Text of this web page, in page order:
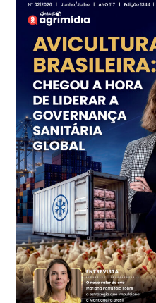
Frango - Indicador
R$ 7,18
Trigo Atacado - Regional
PR
R$ 1.414,46
t
Trigo Atacado - Regional
RS
R$ 1.314,61
t
Ovo Vermelho - Regional
Vermelho
R$ 171,61
cx